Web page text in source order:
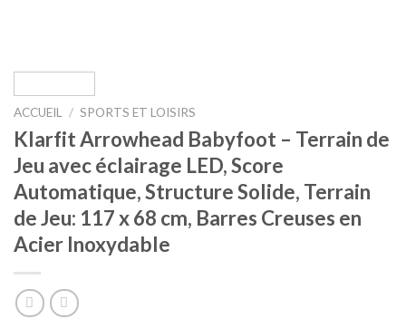
ACCUEIL / SPORTS ET LOISIRS
Klarfit Arrowhead Babyfoot – Terrain de
Jeu avec éclairage LED, Score
Automatique, Structure Solide, Terrain
de Jeu: 117 x 68 cm, Barres Creuses en
Acier Inoxydable